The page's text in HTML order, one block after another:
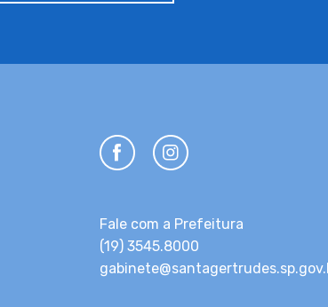
Fale com a Prefeitura
(19) 3545.8000